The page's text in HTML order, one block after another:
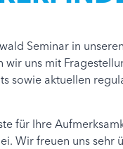
Seminar in
wir uns mit
sowie aktuellen
für Ihre
Wir freuen uns sehr